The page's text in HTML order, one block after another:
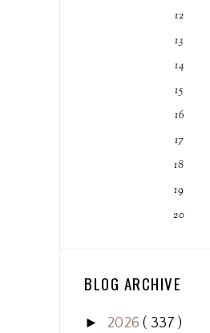
12
13
14
15
16
17
18
19
20
BLOG ARCHIVE
► 2026( 337 )